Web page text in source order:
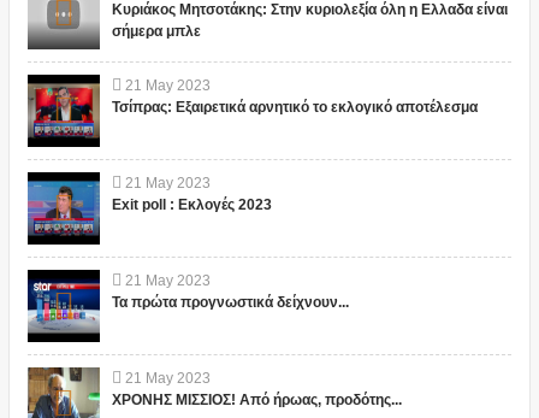
Κυριάκος Μητσοτάκης: Στην κυριολεξία όλη η Ελλαδα είναι
σήμερα μπλε
21 May 2023
Τσίπρας: Εξαιρετικά αρνητικό το εκλογικό αποτέλεσμα
21 May 2023
Exit poll : Εκλογές 2023
21 May 2023
Τα πρώτα προγνωστικά δείχνουν...
21 May 2023
ΧΡΟΝΗΣ ΜΙΣΣΙΟΣ! Από ήρωας, προδότης...